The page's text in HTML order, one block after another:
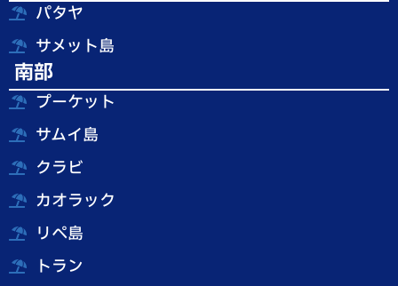
パタヤ
サメット島
南部
プーケット
サムイ島
クラビ
カオラック
リペ島
トラン